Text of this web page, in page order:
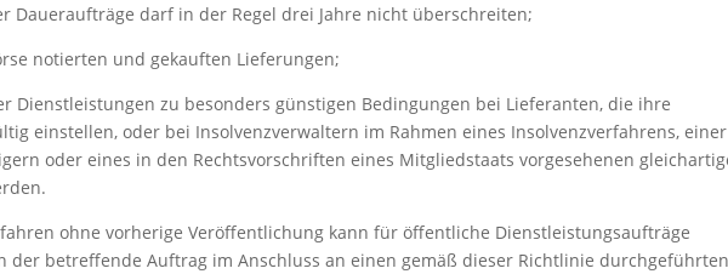
Daueraufträge darf in der Regel drei Jahre nicht überschreiten;
notierten und gekauften Lieferungen;
Dienstleistungen zu besonders günstigen Bedingungen bei Lieferanten, die ihre
einstellen, oder bei Insolvenzverwaltern im Rahmen eines Insolvenzverfahrens, einer
oder eines in den Rechtsvorschriften eines Mitgliedstaats vorgesehenen
ohne vorherige Veröffentlichung kann für öffentliche Dienstleistungsaufträge
der betreffende Auftrag im Anschluss an einen gemäß dieser Richtlinie durchgeführten